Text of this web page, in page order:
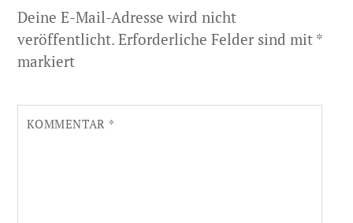
Deine E-Mail-Adresse wird nicht
veröffentlicht. Erforderliche Felder sind mit *
markiert
KOMMENTAR *